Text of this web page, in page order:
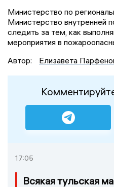
Министерство по
Министерство внутренней
следить за тем, как
мероприятия в
Автор:
Елизавета
17:05
Всякая тульская